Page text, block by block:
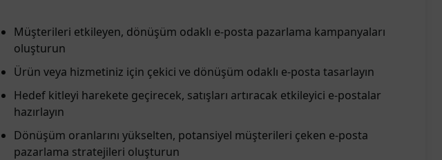
Müşterileri etkileyen, dönüşüm odaklı e-posta pazarlama kampanyaları
oluşturun
Ürün veya hizmetiniz için çekici ve dönüşüm odaklı e-posta tasarlayın
Hedef kitleyi harekete geçirecek, satışları artıracak etkileyici e-postalar
hazırlayın
Dönüşüm oranlarını yükselten, potansiyel müşterileri çeken e-posta
pazarlama stratejileri oluşturun